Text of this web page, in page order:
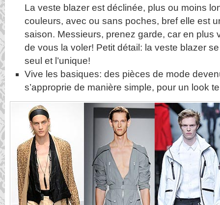
La veste blazer est déclinée, plus ou moins
couleurs, avec ou sans poches, bref elle est
saison. Messieurs, prenez garde, car en plus
de vous la voler! Petit détail: la veste blazer
seul et l’unique!
Vive les basiques: des pièces de mode
s’approprie de manière simple, pour un look